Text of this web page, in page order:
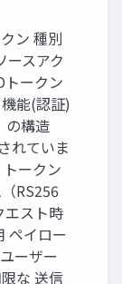
ン 種別
ースアク
ークン
能(認証)
の構造
れていま
ークン
RS256
エスト時
ペイロー
ーザー
な 送信